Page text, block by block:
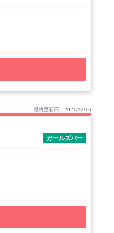
最終更新日：2021/12/16
ガールズバー